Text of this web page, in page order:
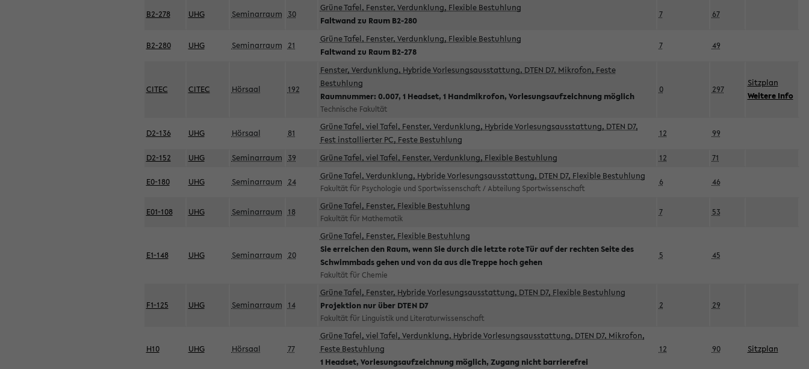
B2-278 UHG Seminarraum 30
Grüne Tafel, Fenster, Verdunklung, Flexible Bestuhlung
Faltwand zu Raum B2-280
7 67
B2-280 UHG Seminarraum 21
Grüne Tafel, Fenster, Verdunklung, Flexible Bestuhlung
Faltwand zu Raum B2-278
7 49
CITEC CITEC Hörsaal 192
Fenster, Verdunklung, Hybride Vorlesungsausstattung, DTEN D7, Mikrofon, Feste
Bestuhlung
Raumnummer: 0.007, 1 Headset, 1 Handmikrofon, Vorlesungsaufzeichnung möglich
Technische Fakultät
0 297
Sitzplan
Weitere Info
D2-136 UHG Hörsaal 81
Grüne Tafel, viel Tafel, Fenster, Verdunklung, Hybride Vorlesungsausstattung, DTEN D7,
Fest installierter PC, Feste Bestuhlung
12 99
D2-152 UHG Seminarraum 39 Grüne Tafel, viel Tafel, Fenster, Verdunklung, Flexible Bestuhlung 12 71
E0-180 UHG Seminarraum 24
Grüne Tafel, Verdunklung, Hybride Vorlesungsausstattung, DTEN D7, Flexible Bestuhlung
Fakultät für Psychologie und Sportwissenschaft / Abteilung Sportwissenschaft
6 46
E01-108 UHG Seminarraum 18
Grüne Tafel, Fenster, Flexible Bestuhlung
Fakultät für Mathematik
7 53
E1-148 UHG Seminarraum 20
Grüne Tafel, Fenster, Flexible Bestuhlung
Sie erreichen den Raum, wenn Sie durch die letzte rote Tür auf der rechten Seite des
Schwimmbads gehen und von da aus die Treppe hoch gehen
Fakultät für Chemie
5 45
F1-125 UHG Seminarraum 14
Grüne Tafel, Fenster, Hybride Vorlesungsausstattung, DTEN D7, Flexible Bestuhlung
Projektion nur über DTEN D7
Fakultät für Linguistik und Literaturwissenschaft
2 29
H10 UHG Hörsaal 77
Grüne Tafel, viel Tafel, Verdunklung, Hybride Vorlesungsausstattung, DTEN D7, Mikrofon,
Feste Bestuhlung
1 Headset, Vorlesungsaufzeichnung möglich, Zugang nicht barrierefrei
12 90 Sitzplan